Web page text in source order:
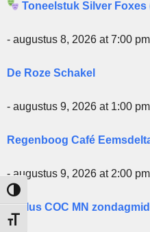
Keuze voor hoog contrast
Kies grootte van het lettertype
Toneelstuk Silver Foxes
- augustus 8, 2026 at 7:00
De Roze Schakel
- augustus 9, 2026 at 1:00
Regenboog Café
- augustus 9, 2026 at 2:00
50plus COC MN